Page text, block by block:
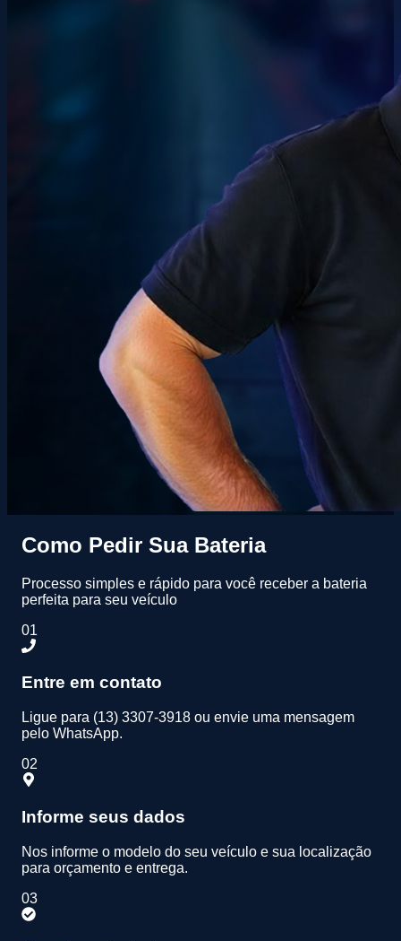
Como Pedir Sua Bateria
Processo simples e rápido para você receber a bateria
perfeita para seu veículo
01
Entre em contato
Ligue para (13) 3307-3918 ou envie uma mensagem
pelo WhatsApp.
02
Informe seus dados
Nos informe o modelo do seu veículo e sua localização
para orçamento e entrega.
03